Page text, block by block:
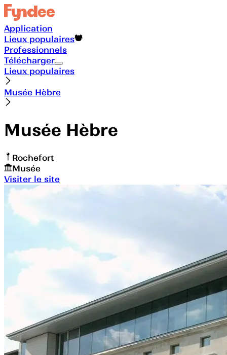
Application
Lieux populaires
Professionnels
Télécharger
Lieux populaires
Musée Hèbre
Musée Hèbre
Rochefort
Musée
Visiter le site